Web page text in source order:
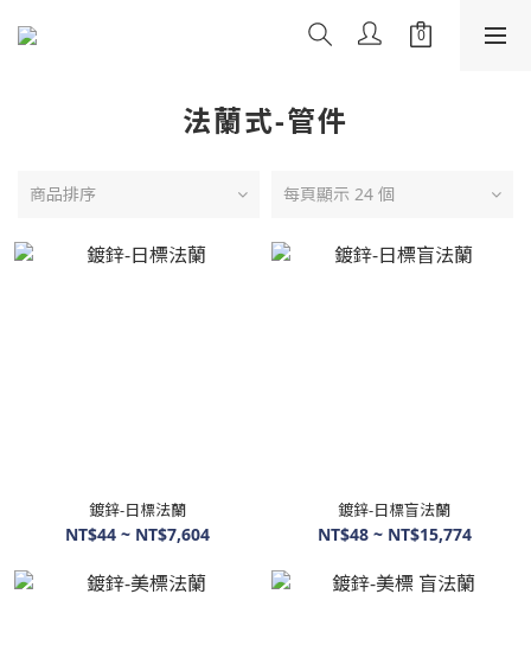
法蘭式-管件
商品排序 每頁顯示 24 個
鍍鋅-日標法蘭
NT$44 ~ NT$7,604
鍍鋅-日標盲法蘭
NT$48 ~ NT$15,774